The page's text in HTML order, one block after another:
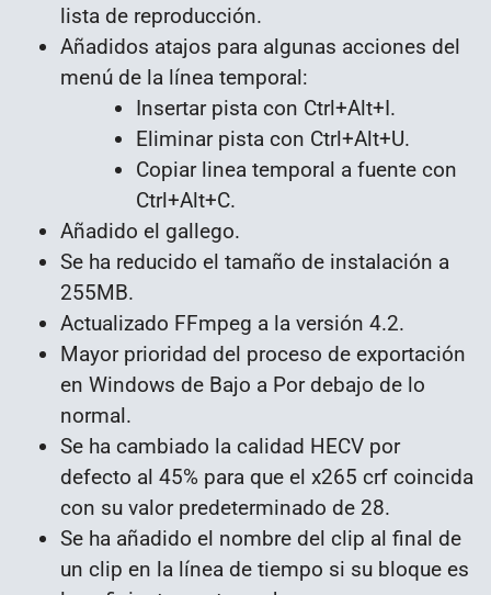
lista de reproducción.
Añadidos atajos para algunas acciones del
menú de la línea temporal:
Insertar pista con Ctrl+Alt+I.
Eliminar pista con Ctrl+Alt+U.
Copiar linea temporal a fuente con
Ctrl+Alt+C.
Añadido el gallego.
Se ha reducido el tamaño de instalación a
255MB.
Actualizado FFmpeg a la versión 4.2.
Mayor prioridad del proceso de exportación
en Windows de Bajo a Por debajo de lo
normal.
Se ha cambiado la calidad HECV por
defecto al 45% para que el x265 crf coincida
con su valor predeterminado de 28.
Se ha añadido el nombre del clip al final de
un clip en la línea de tiempo si su bloque es